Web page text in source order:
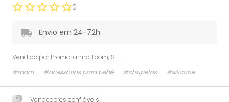
0
Envio em 24-72h
Vendido por PromoFarma Ecom, S.L.
#mam
#acessórios para bebé #chupetas #silicone
Vendedores confiáveis